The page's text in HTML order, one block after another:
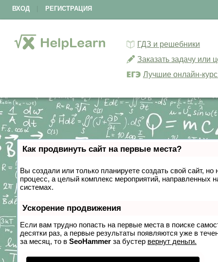
ВХОД РЕГИСТРАЦИЯ
ГДЗ и решебники
Заказать задачу или
Лучшие онлайн-
Как продвинуть сайт на первые места?
Вы создали или только планируете создать свой сайт,
процесс, а целый комплекс мероприятий, направленных
системах.
Ускорение продвижения
Если вам трудно попасть на первые места в поиске
десятки раз, а первые результаты появляются уже в
за месяц, то в SeoHammer за бустер вернут деньги.